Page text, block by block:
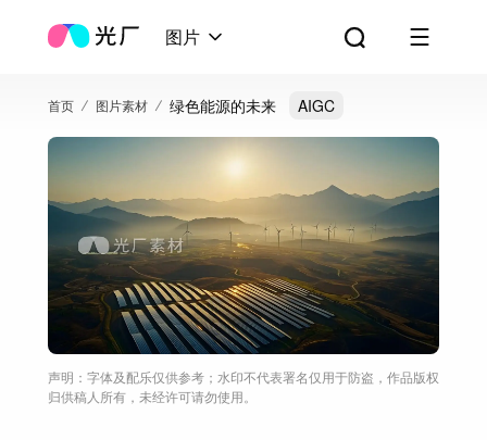
图片
首页 图片素材 绿色能源的未来 AIGC
声明：字体及配乐仅供参考；水印不代表署名仅用于防盗，作品版权
归供稿人所有，未经许可请勿使用。